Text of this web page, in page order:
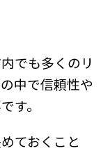
でも多くのリ
中で信頼性や
す。
ておくこと